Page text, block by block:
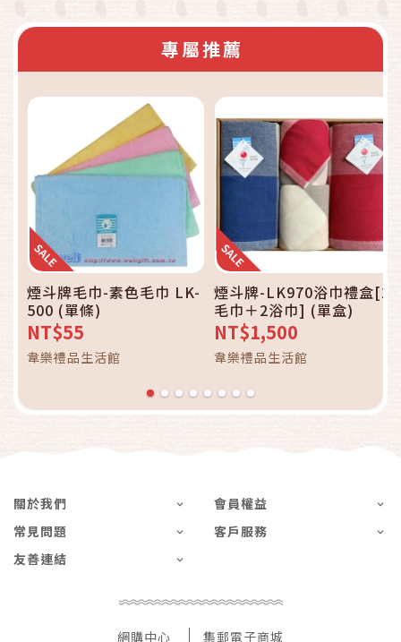
專屬推薦
煙斗牌毛巾-素色毛巾 LK-
500 (單條)
NT$55
韋樂禮品生活館
煙斗牌-LK970浴巾禮盒[2
毛巾＋2浴巾] (單盒)
NT$1,500
韋樂禮品生活館
關於我們
會員權益
常見問題
客戶服務
友善連結
網購中心 集郵電子商城